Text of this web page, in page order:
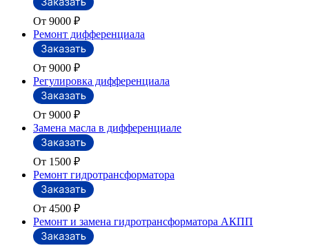
От 9000 ₽
Ремонт дифференциала
От 9000 ₽
Регулировка дифференциала
От 9000 ₽
Замена масла в дифференциале
От 1500 ₽
Ремонт гидротрансформатора
От 4500 ₽
Ремонт и замена гидротрансформатора АКПП